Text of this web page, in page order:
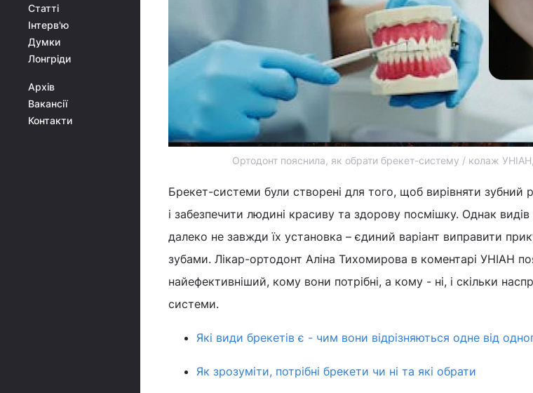
Статті
Інтерв'ю
Думки
Лонгріди
Архів
Вакансії
Контакти
Ортодонт пояснила, як обрати брекет-систему / колаж
Брекет-системи були створені для того, щоб вирівняти зубний
і забезпечити людині красиву та здорову посмішку. Однак видів
далеко не завжди їх установка – єдиний варіант виправити
зубами. Лікар-ортодонт Аліна Тихомирова в коментарі УНІАН
найефективніший, кому вони потрібні, а кому - ні, і скільки
системи.
Які види брекетів є - чим вони відрізняються одне від
Як зрозуміти, потрібні брекети чи ні та які обрати